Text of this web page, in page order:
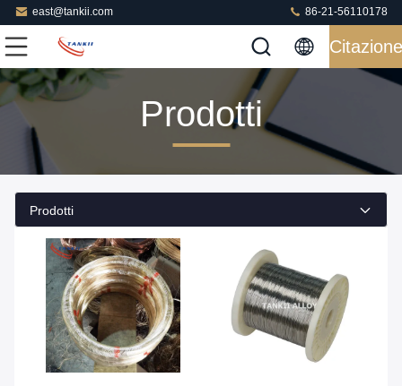
east@tankii.com 86-21-56110178
Citazione
Prodotti
Prodotti